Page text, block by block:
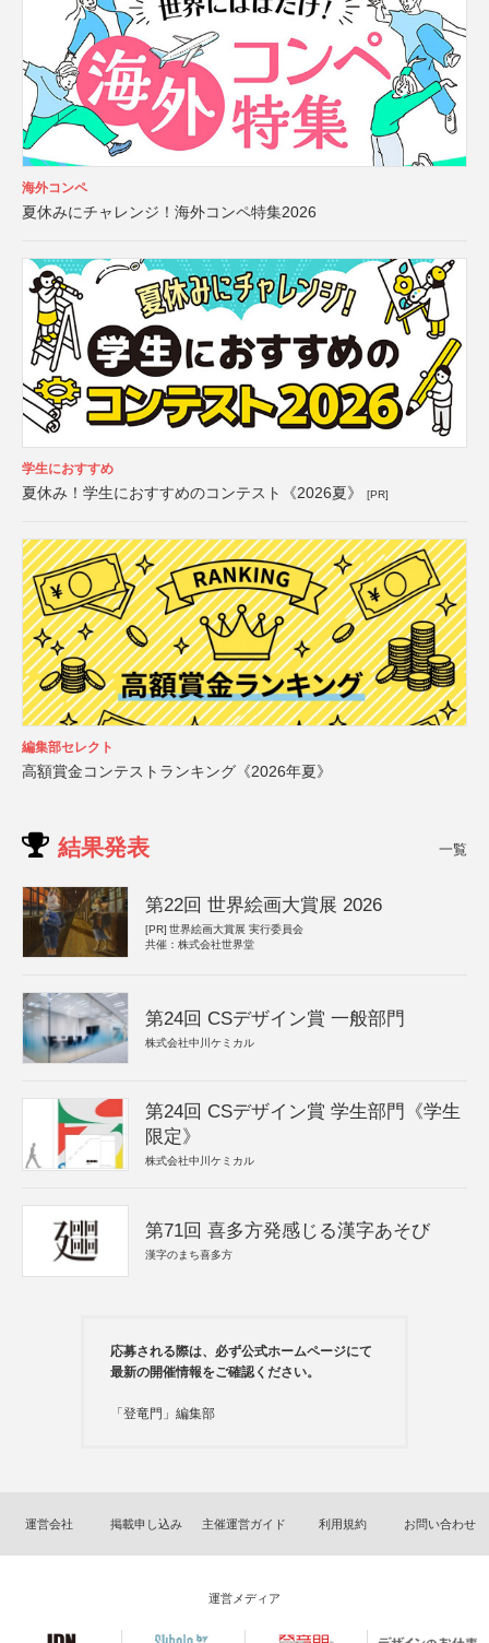
海外コンペ
夏休みにチャレンジ！海外コンペ特集2026
学生におすすめ
夏休み！学生におすすめのコンテスト《2026夏》 [PR]
編集部セレクト
高額賞金コンテストランキング《2026年夏》
結果発表 一覧
第22回 世界絵画大賞展 2026
[PR] 世界絵画大賞展 実行委員会
共催：株式会社世界堂
第24回 CSデザイン賞 一般部門
株式会社中川ケミカル
第24回 CSデザイン賞 学生部門《学生
限定》
株式会社中川ケミカル
第71回 喜多方発感じる漢字あそび
漢字のまち喜多方
応募される際は、必ず公式ホームページにて
最新の開催情報をご確認ください。
「登竜門」編集部
運営会社 掲載申し込み 主催運営ガイド 利用規約 お問い合わせ
運営メディア